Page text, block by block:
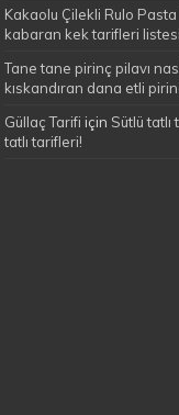
Kakaolu Çilekli Rulo Pasta
kabaran kek tarifleri
Tane tane pirinç pilavı
kıskandıran dana etli
Güllaç Tarifi için Sütlü
tatlı tarifleri!